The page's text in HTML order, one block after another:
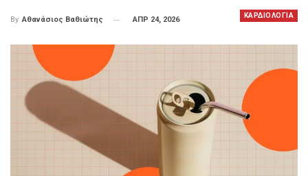
ΚΑΡΔΙΟΛΟΓΙΑ
By Αθανάσιος Βαθιώτης ΑΠΡ 24, 2026